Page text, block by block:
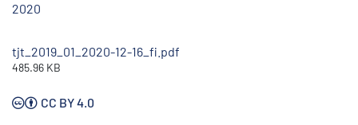
2020
tjt_2019_01_2020-12-16_fi.pdf
485.96 KB
CC BY 4.0